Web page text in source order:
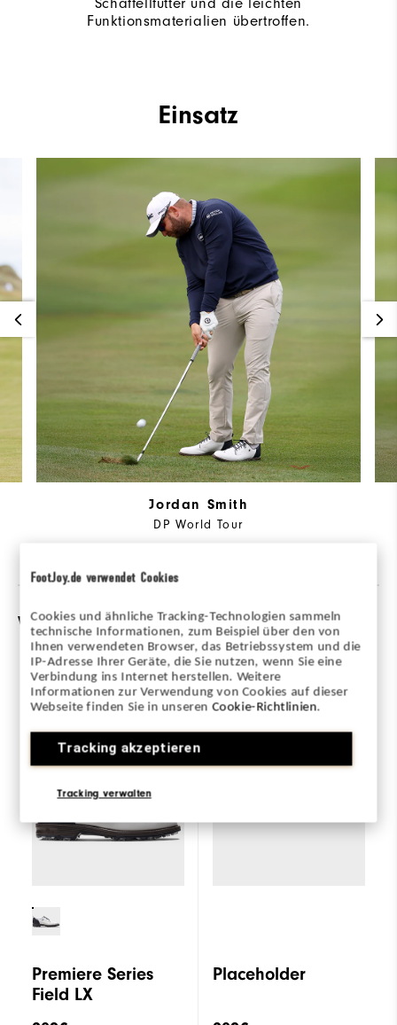
FootJoy.de verwendet Cookies
Cookies und ähnliche Tracking-Technologien sammeln
technische Informationen, zum Beispiel über den von
Ihnen verwendeten Browser, das Betriebssystem und die
IP-Adresse Ihrer Geräte, die Sie nutzen, wenn Sie eine
Verbindung ins Internet herstellen. Weitere
Informationen zur Verwendung von Cookies auf dieser
Webseite finden Sie in unserenCookie-Richtlinien.
Tracking akzeptieren
Tracking verwalten
Schaffellfutter und die leichten
Funktionsmaterialien übertroffen.
Einsatz
Jordan Smith
DP World Tour
Vergleich
Premiere Series
Premiere Series
Field LX
Wähle ein Modell
Placeholder